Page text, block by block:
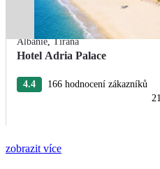
Albánie,Tirana
Hotel Adria Palace
4.4
166 hodnocení zákazníků
zobrazit více